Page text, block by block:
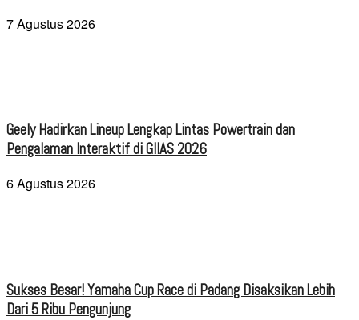
7 Agustus 2026
Geely Hadirkan Lineup Lengkap Lintas Powertrain dan
Pengalaman Interaktif di GIIAS 2026
6 Agustus 2026
Sukses Besar! Yamaha Cup Race di Padang Disaksikan Lebih
Dari 5 Ribu Pengunjung